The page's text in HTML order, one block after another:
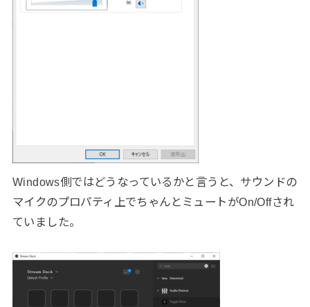
Windows側ではどうなっているかと言うと、サウンドの
マイクのプロパティ上でちゃんとミュートがOn/Offされ
ていました。